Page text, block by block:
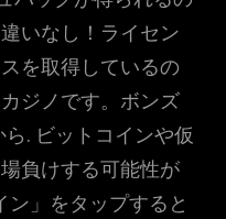
いなし！ライセン
を取得しているの
ジノです。ボンズ
. ビットコインや仮
負けする可能性が
」をタップすると